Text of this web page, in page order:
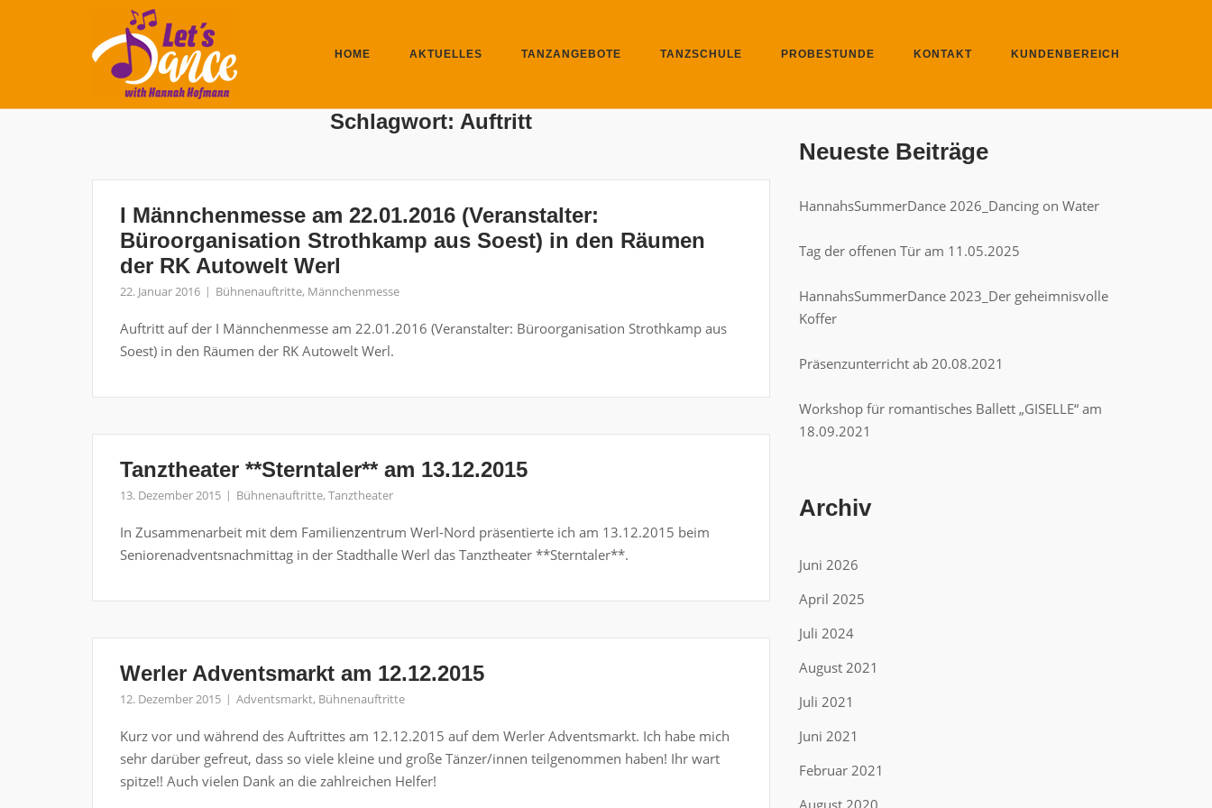
HOME AKTUELLES TANZANGEBOTE TANZSCHULE PROBESTUNDE KONTAKT KUNDENBEREICH
Schlagwort: Auftritt
I Männchenmesse am 22.01.2016 (Veranstalter:
Büroorganisation Strothkamp aus Soest) in den Räumen
der RK Autowelt Werl
22. Januar 2016 Bühnenauftritte, Männchenmesse
Auftritt auf der I Männchenmesse am 22.01.2016 (Veranstalter: Büroorganisation Strothkamp aus
Soest) in den Räumen der RK Autowelt Werl.
Tanztheater **Sterntaler** am 13.12.2015
13. Dezember 2015 Bühnenauftritte, Tanztheater
In Zusammenarbeit mit dem Familienzentrum Werl-Nord präsentierte ich am 13.12.2015 beim
Seniorenadventsnachmittag in der Stadthalle Werl das Tanztheater **Sterntaler**.
Werler Adventsmarkt am 12.12.2015
12. Dezember 2015 Adventsmarkt, Bühnenauftritte
Kurz vor und während des Auftrittes am 12.12.2015 auf dem Werler Adventsmarkt. Ich habe mich
sehr darüber gefreut, dass so viele kleine und große Tänzer/innen teilgenommen haben! Ihr wart
spitze!! Auch vielen Dank an die zahlreichen Helfer!
Neueste Beiträge
HannahsSummerDance 2026_Dancing on Water
Tag der offenen Tür am 11.05.2025
HannahsSummerDance 2023_Der geheimnisvolle
Koffer
Präsenzunterricht ab 20.08.2021
Workshop für romantisches Ballett „GISELLE“ am
18.09.2021
Archiv
Juni 2026
April 2025
Juli 2024
August 2021
Juli 2021
Juni 2021
Februar 2021
August 2020